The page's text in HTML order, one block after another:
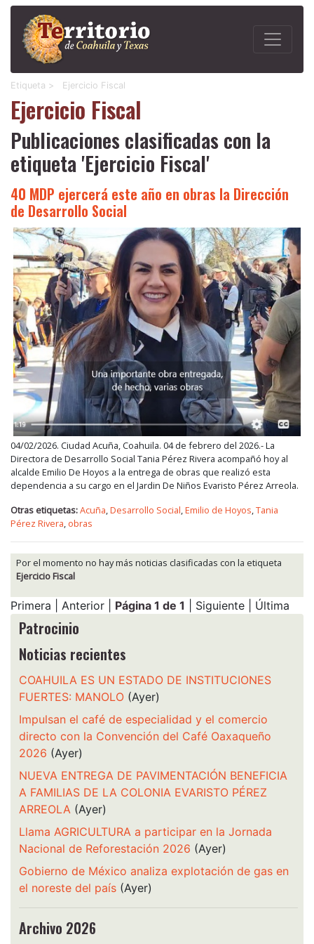
Etiqueta > Ejercicio Fiscal
Ejercicio Fiscal
Publicaciones clasificadas con la
etiqueta 'Ejercicio Fiscal'
40 MDP ejercerá este año en obras la Dirección
de Desarrollo Social
04/02/2026. Ciudad Acuña, Coahuila. 04 de febrero del 2026.- La
Directora de Desarrollo Social Tania Pérez Rivera acompañó hoy al
alcalde Emilio De Hoyos a la entrega de obras que realizó esta
dependencia a su cargo en el Jardin De Niños Evaristo Pérez Arreola.
Otras etiquetas:Acuña Desarrollo Social Emilio de Hoyos Tania
Pérez Rivera obras
Por el momento no hay más noticias clasificadas con la etiqueta
Ejercicio Fiscal
Primera | Anterior | Página 1 de 1 | Siguiente | Última
Patrocinio
Noticias recientes
COAHUILA ES UN ESTADO DE INSTITUCIONES
FUERTES: MANOLO (Ayer)
Impulsan el café de especialidad y el comercio
directo con la Convención del Café Oaxaqueño
2026 (Ayer)
NUEVA ENTREGA DE PAVIMENTACIÓN BENEFICIA
A FAMILIAS DE LA COLONIA EVARISTO PÉREZ
ARREOLA (Ayer)
Llama AGRICULTURA a participar en la Jornada
Nacional de Reforestación 2026 (Ayer)
Gobierno de México analiza explotación de gas en
el noreste del país (Ayer)
Archivo 2026